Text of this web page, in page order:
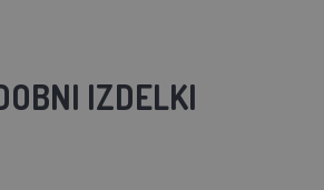
IZDELKI